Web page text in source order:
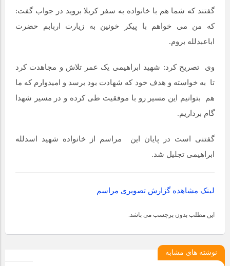
گفتند که شما هم با خانواده به سفر کربلا بروید در جواب گفت:
که من می خواهم با پیکر خونین به زیارت اربابم حضرت
اباعبدلله بروم.
وی تصریح کرد: شهید ابراهیمی یک عمر تلاش و مجاهدت کرد
تا به خواسته و هدف خود که شهادت بود برسد و امیدوارم که ما
هم بتوانیم این مسیر رو با موفقیت طی کرده و در مسیر شهدا
گام برداریم.
گفتنی است در پایان این مراسم از خانواده شهید اسدلله
ابراهیمی تجلیل شد.
لینک مشاهده گزارش تصویری مراسم
این مطلب بدون برچسب می باشد.
نوشته های مشابه